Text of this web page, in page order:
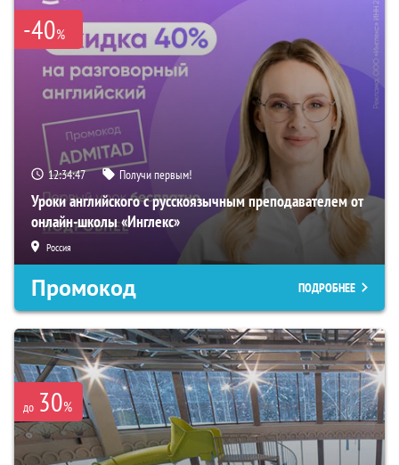
-40%
12:34:46 Получи первым!
Уроки английского с русскоязычным преподавателем от
онлайн-школы «Инглекс»
Россия
Промокод ПОДРОБНЕЕ
до 30%